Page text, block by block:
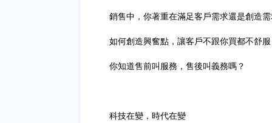
銷售中，你著重在滿足客戶需求還是創造
如何創造興奮點，讓客戶不跟你買都不舒
你知道售前叫服務，售後叫義務嗎？
科技在變，時代在變